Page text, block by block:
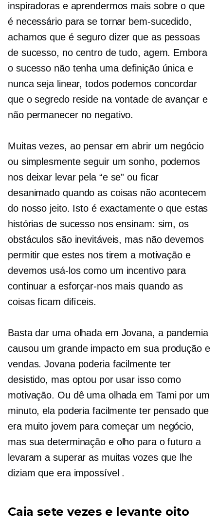
inspiradoras e aprendermos mais sobre o que
é necessário para se tornar bem-sucedido,
achamos que é seguro dizer que as pessoas
de sucesso, no centro de tudo, agem. Embora
o sucesso não tenha uma definição única e
nunca seja linear, todos podemos concordar
que o segredo reside na vontade de avançar e
não permanecer no negativo.
Muitas vezes, ao pensar em abrir um negócio
ou simplesmente seguir um sonho, podemos
nos deixar levar pela “e se” ou ficar
desanimado quando as coisas não acontecem
do nosso jeito. Isto é exactamente o que estas
histórias de sucesso nos ensinam: sim, os
obstáculos são inevitáveis, mas não devemos
permitir que estes nos tirem a motivação e
devemos usá-los como um incentivo para
continuar a esforçar-nos mais quando as
coisas ficam difíceis.
Basta dar uma olhada em Jovana, a pandemia
causou um grande impacto em sua produção e
vendas. Jovana poderia facilmente ter
desistido, mas optou por usar isso como
motivação. Ou dê uma olhada em Tami por um
minuto, ela poderia facilmente ter pensado que
era muito jovem para começar um negócio,
mas sua determinação e olho para o futuro a
levaram a superar as muitas vozes que lhe
diziam que era impossível .
Caia sete vezes e levante oito